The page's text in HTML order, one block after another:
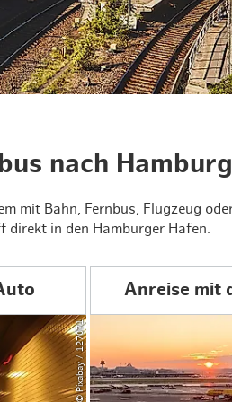
& Lifestyle
shoppen
essen & trinken
nach Hamburg
mit Bahn, Fernbus, Flugzeug
direkt in den Hamburger Hafen.
© Pixabay / 127071
Anreise mit